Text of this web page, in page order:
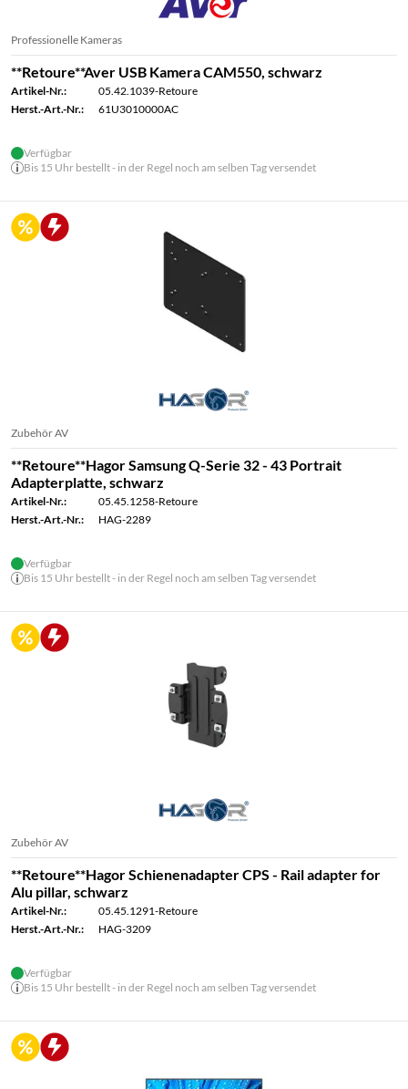
Professionelle Kameras
**Retoure**Aver USB Kamera CAM550, schwarz
Artikel-Nr.:
05.42.1039-Retoure
Herst.-Art.-Nr.:
61U3010000AC
Verfügbar
Bis 15 Uhr bestellt - in der Regel noch am selben Tag versendet
Zubehör AV
**Retoure**Hagor Samsung Q-Serie 32 - 43 Portrait
Adapterplatte, schwarz
Artikel-Nr.:
05.45.1258-Retoure
Herst.-Art.-Nr.:
HAG-2289
Verfügbar
Bis 15 Uhr bestellt - in der Regel noch am selben Tag versendet
Zubehör AV
**Retoure**Hagor Schienenadapter CPS - Rail adapter for
Alu pillar, schwarz
Artikel-Nr.:
05.45.1291-Retoure
Herst.-Art.-Nr.:
HAG-3209
Verfügbar
Bis 15 Uhr bestellt - in der Regel noch am selben Tag versendet